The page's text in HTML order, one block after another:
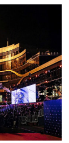
dụng trong đời